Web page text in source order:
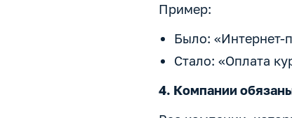
Пример:
Было: «Интернет-
Стало: «Оплата
4. Компании